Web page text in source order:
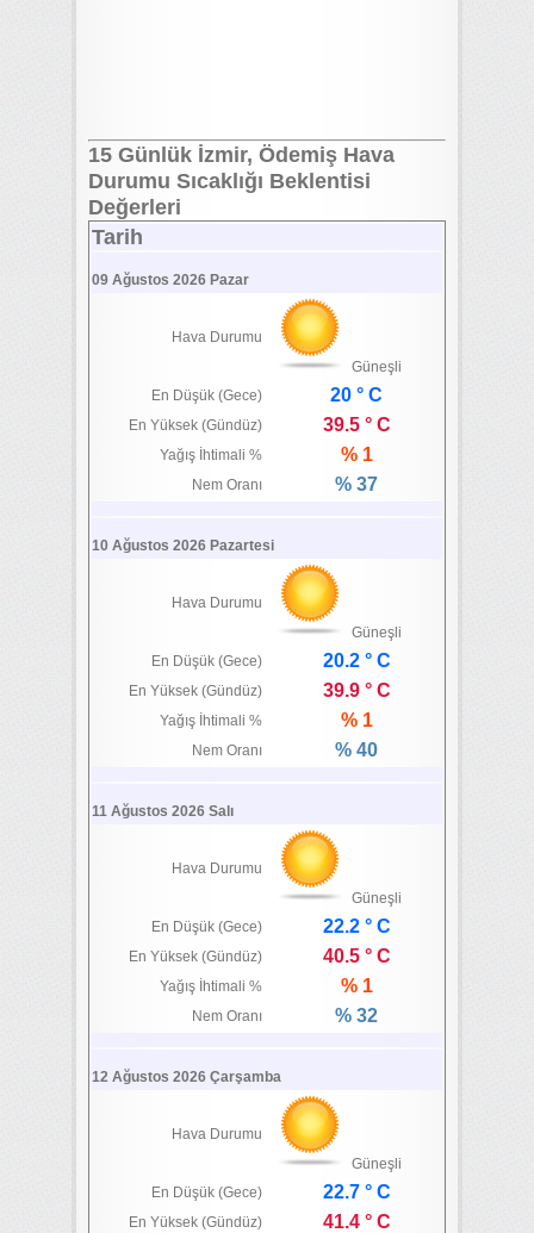
15 Günlük İzmir, Ödemiş Hava
Durumu Sıcaklığı Beklentisi
Değerleri
Tarih
09 Ağustos 2026 Pazar
Hava Durumu
Güneşli
En Düşük (Gece)
20 ° C
En Yüksek (Gündüz) 39.5 ° C
Yağış İhtimali % % 1
Nem Oranı % 37
10 Ağustos 2026 Pazartesi
Hava Durumu
Güneşli
En Düşük (Gece)
20.2 ° C
En Yüksek (Gündüz) 39.9 ° C
Yağış İhtimali % % 1
Nem Oranı % 40
11 Ağustos 2026 Salı
Hava Durumu
Güneşli
En Düşük (Gece)
22.2 ° C
En Yüksek (Gündüz) 40.5 ° C
Yağış İhtimali % % 1
Nem Oranı % 32
12 Ağustos 2026 Çarşamba
Hava Durumu
Güneşli
En Düşük (Gece)
22.7 ° C
En Yüksek (Gündüz) 41.4 ° C